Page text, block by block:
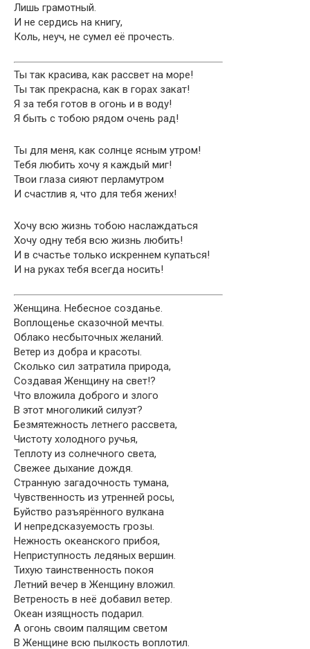
Лишь грамотный.
И не сердись на книгу,
Коль, неуч, не сумел её прочесть.
Ты так красива, как рассвет на море!
Ты так прекрасна, как в горах закат!
Я за тебя готов в огонь и в воду!
Я быть с тобою рядом очень рад!
Ты для меня, как солнце ясным утром!
Тебя любить хочу я каждый миг!
Твои глаза сияют перламутром
И счастлив я, что для тебя жених!
Хочу всю жизнь тобою наслаждаться
Хочу одну тебя всю жизнь любить!
И в счастье только искреннем купаться!
И на руках тебя всегда носить!
Женщина. Небесное созданье.
Воплощенье сказочной мечты.
Облако несбыточных желаний.
Ветер из добра и красоты.
Сколько сил затратила природа,
Создавая Женщину на свет!?
Что вложила доброго и злого
В этот многоликий силуэт?
Безмятежность летнего рассвета,
Чистоту холодного ручья,
Теплоту из солнечного света,
Свежее дыхание дождя.
Странную загадочность тумана,
Чувственность из утренней росы,
Буйство разъярённого вулкана
И непредсказуемость грозы.
Нежность океанского прибоя,
Неприступность ледяных вершин.
Тихую таинственность покоя
Летний вечер в Женщину вложил.
Ветреность в неё добавил ветер.
Океан изящность подарил.
А огонь своим палящим светом
В Женщине всю пылкость воплотил.